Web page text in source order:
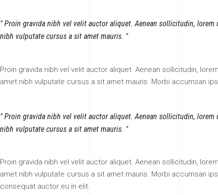
Proin gravida nibh vel velit auctor aliquet. Aenean sollicitudin,
nibh vulputate cursus a sit amet mauris.
Proin gravida nibh vel velit auctor aliquet. Aenean sollicitudin,
amet nibh vulputate cursus a sit amet mauris. Morbi accumsan
Proin gravida nibh vel velit auctor aliquet. Aenean sollicitudin,
nibh vulputate cursus a sit amet mauris.
Proin gravida nibh vel velit auctor aliquet. Aenean sollicitudin,
amet nibh vulputate cursus a sit amet mauris. Morbi accumsan
consequat auctor eu in elit.